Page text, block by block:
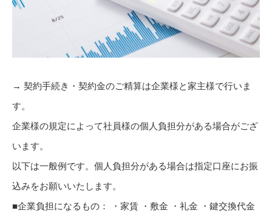
→ 契約手続き・契約金のご精算は企業様と家主様で行いま
す。
企業様の規定によって社員様の個人負担分がある場合がござ
います。
以下は一般例です。個人負担分がある場合は指定口座にお振
込みをお願いいたします。
■企業負担になるもの： ・家賃 ・敷金 ・礼金 ・鍵交換代金